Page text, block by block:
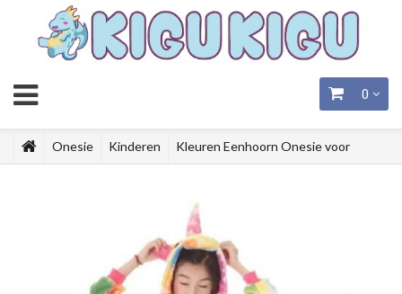
0
Onesie Kinderen Kleuren Eenhoorn Onesie voor